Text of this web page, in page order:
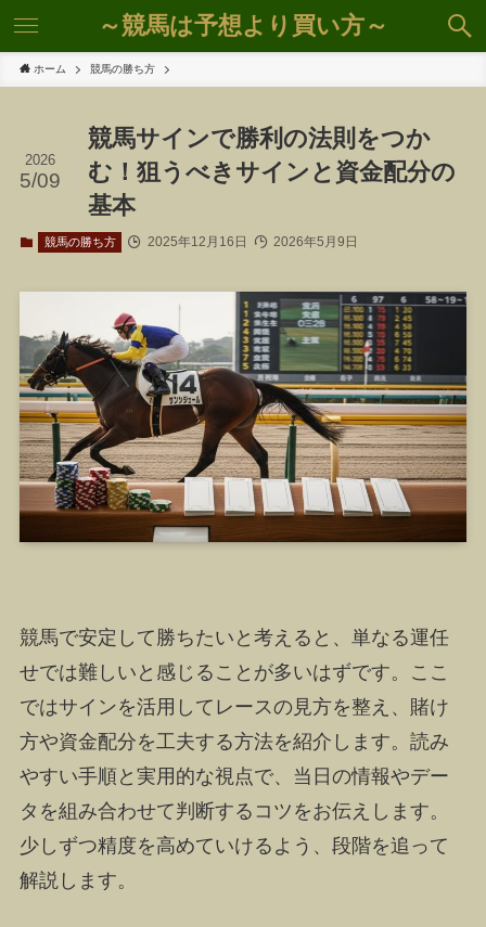
～競馬は予想より買い方～
ホーム 競馬の勝ち方
競馬サインで勝利の法則をつか
む！狙うべきサインと資金配分の
基本
2026
5/09
競馬の勝ち方 2025年12月16日 2026年5月9日
競馬で安定して勝ちたいと考えると、単なる運任
せでは難しいと感じることが多いはずです。ここ
ではサインを活用してレースの見方を整え、賭け
方や資金配分を工夫する方法を紹介します。読み
やすい手順と実用的な視点で、当日の情報やデー
タを組み合わせて判断するコツをお伝えします。
少しずつ精度を高めていけるよう、段階を追って
解説します。